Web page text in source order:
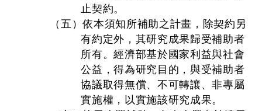
止契約。
（五）依本須知所補助之計畫，除契約另
有約定外，其研究成果歸受補助者
所有。經濟部基於國家利益與社會
公益，得為研究目的，與受補助者
協議取得無償、不可轉讓、非專屬
實施權，以實施該研究成果。